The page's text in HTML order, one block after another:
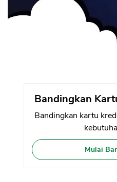
Bandingkan
Bandingkan kartu
Mulai